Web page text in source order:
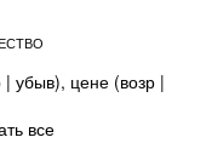
| убыв), цене (возр |
все